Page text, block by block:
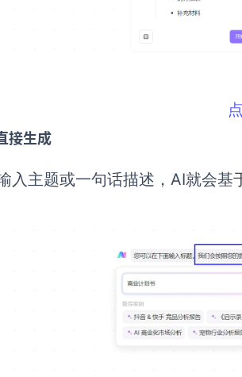
接生成
入主题或一句话描述，AI就会基